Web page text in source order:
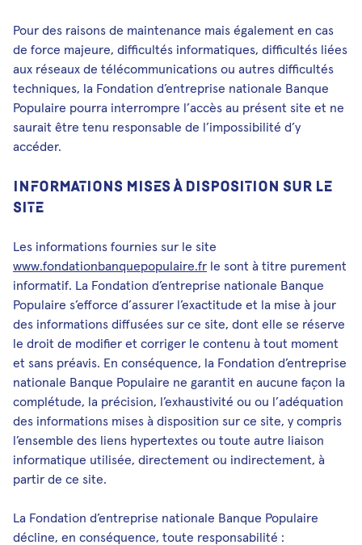
Pour des raisons de maintenance mais également en cas
de force majeure, difficultés informatiques, difficultés liées
aux réseaux de télécommunications ou autres difficultés
techniques, la Fondation d’entreprise nationale Banque
Populaire pourra interrompre l’accès au présent site et ne
saurait être tenu responsable de l’impossibilité d’y
accéder.
INFORMATIONS MISES À DISPOSITION SUR LE
SITE
Les informations fournies sur le site
www.fondationbanquepopulaire.fr le sont à titre purement
informatif. La Fondation d’entreprise nationale Banque
Populaire s’efforce d’assurer l’exactitude et la mise à jour
des informations diffusées sur ce site, dont elle se réserve
le droit de modifier et corriger le contenu à tout moment
et sans préavis. En conséquence, la Fondation d’entreprise
nationale Banque Populaire ne garantit en aucune façon la
complétude, la précision, l’exhaustivité ou ou l’adéquation
des informations mises à disposition sur ce site, y compris
l’ensemble des liens hypertextes ou toute autre liaison
informatique utilisée, directement ou indirectement, à
partir de ce site.
La Fondation d’entreprise nationale Banque Populaire
décline, en conséquence, toute responsabilité :